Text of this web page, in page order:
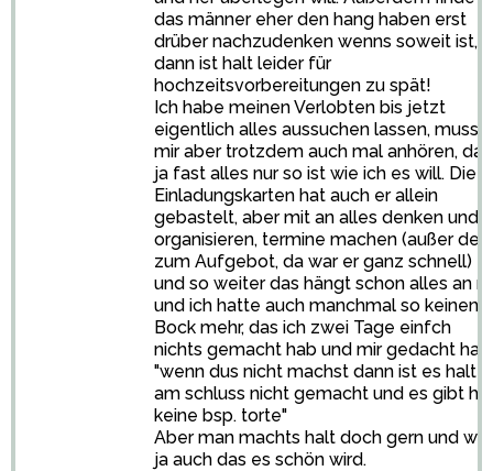
das männer eher den hang haben erst
drüber nachzudenken wenns soweit ist,
dann ist halt leider für
hochzeitsvorbereitungen zu spät!
Ich habe meinen Verlobten bis jetzt
eigentlich alles aussuchen lassen,
mir aber trotzdem auch mal anhören,
ja fast alles nur so ist wie ich es will. Die
Einladungskarten hat auch er allein
gebastelt, aber mit an alles denken und
organisieren, termine machen (außer den
zum Aufgebot, da war er ganz schnell)
und so weiter das hängt schon alles an
und ich hatte auch manchmal so keinen
Bock mehr, das ich zwei Tage einfch
nichts gemacht hab und mir gedacht hab
"wenn dus nicht machst dann ist es halt
am schluss nicht gemacht und es gibt
keine bsp. torte"
Aber man machts halt doch gern und will
ja auch das es schön wird.